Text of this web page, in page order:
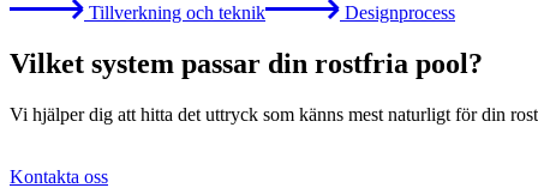
Tillverkning och teknik Designprocess
Vilket system passar din rostfria pool?
Vi hjälper dig att hitta det uttryck som känns mest naturligt för din
Kontakta oss